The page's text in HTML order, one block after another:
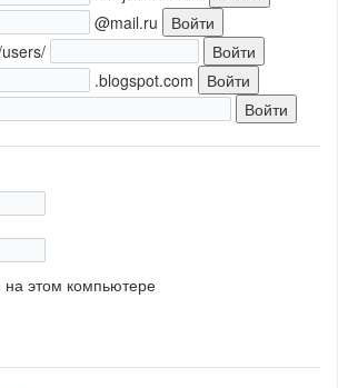
@mail.ru
.blogspot.com
этом компьютере